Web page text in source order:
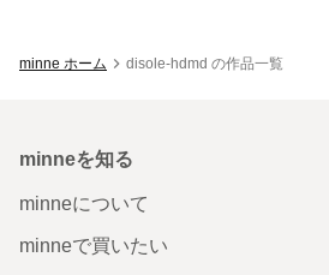
minne ホーム disole-hdmd の作品一覧
minneを知る
minneについて
minneで買いたい